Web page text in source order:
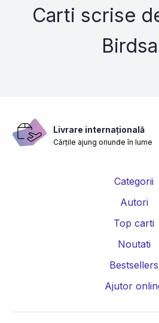
Carti scrise
Livrare internațională
Cărțile ajung oriunde în lume
Categorii
Autori
Top carti
Noutati
Bestsellers
Ajutor